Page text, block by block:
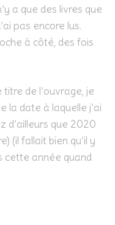
a que des livres que
pas encore lus.
à côté, des fois
titre de l’ouvrage, je
la date à laquelle j’ai
d’ailleurs que 2020
(il fallait bien qu’il y
cette année quand